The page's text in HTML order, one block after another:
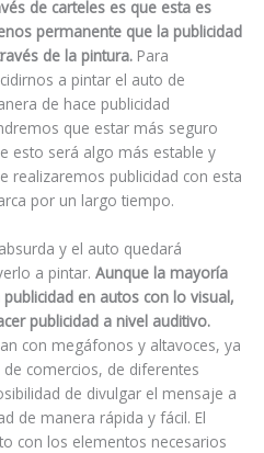
de carteles es que esta es
permanente que la publicidad
de la pintura. Para
a pintar el auto de
de hace publicidad
que estar más seguro
esto será algo más estable y
realizaremos publicidad con esta
por un largo tiempo.
y el auto quedará
a pintar. Aunque la mayoría
en autos con lo visual,
publicidad a nivel auditivo.
con megáfonos y altavoces, ya
comercios, de diferentes
de divulgar el mensaje a
de manera rápida y fácil. El
con los elementos necesarios